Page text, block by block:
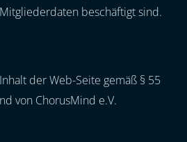
beschäftigt sind.
der Web-Seite gemäß § 55
von ChorusMind e.V.